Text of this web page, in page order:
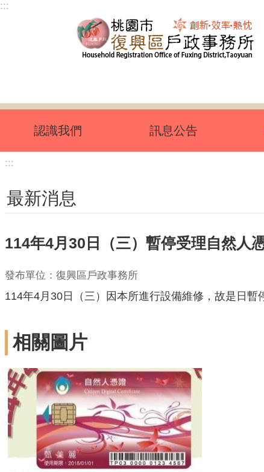
跳到主要內容區塊
:::
認識我們 訊息公告
:::
最新消息
114年4月30日（三）暫停受理自然人
發布單位：復興區戶政事務所
114年4月30日（三）因本所進行設備維修，故是日暫
相關圖片